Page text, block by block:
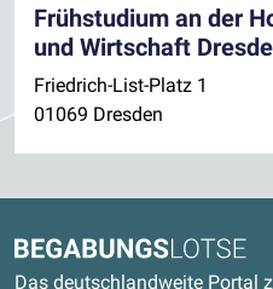
Frühstudium an der
und Wirtschaft
Friedrich-List-Platz 1
01069 Dresden
Begabungslotse
Das deutschlandweite Portal